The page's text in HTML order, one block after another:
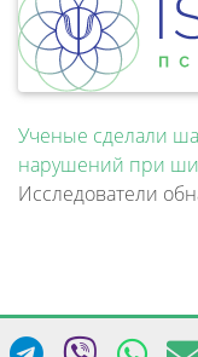
Ученые сделали
нарушений при